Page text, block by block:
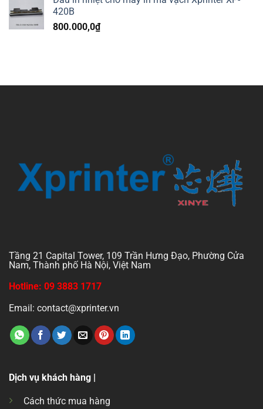
420B
800.000,0₫
Tầng 21 Capital Tower, 109 Trần Hưng Đạo, Phường Cửa
Nam, Thành phố Hà Nội, Việt Nam
Hotline: 09 3883 1717
Email: contact@xprinter.vn
Dịch vụ khách hàng |
Cách thức mua hàng